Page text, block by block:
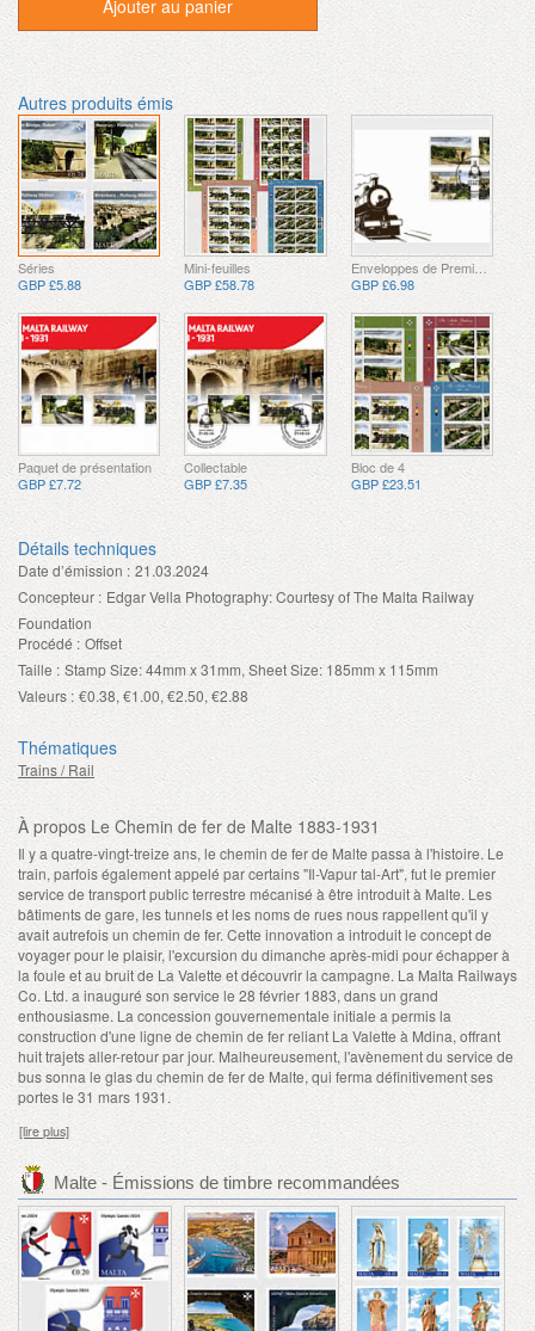
Ajouter au panier
Autres produits émis
Séries
GBP £5.88
Mini-feuilles
GBP £58.78
Enveloppes de Premier Jour
GBP £6.98
Paquet de présentation
GBP £7.72
Collectable
GBP £7.35
Bloc de 4
GBP £23.51
Détails techniques
Date d’émission : 21.03.2024
Concepteur : Edgar Vella Photography: Courtesy of The Malta Railway
Foundation
Procédé : Offset
Taille : Stamp Size: 44mm x 31mm, Sheet Size: 185mm x 115mm
Valeurs : €0.38, €1.00, €2.50, €2.88
Thématiques
Trains / Rail
À propos Le Chemin de fer de Malte 1883-1931
Il y a quatre-vingt-treize ans, le chemin de fer de Malte passa à l'histoire. Le
train, parfois également appelé par certains "Il-Vapur tal-Art", fut le premier
service de transport public terrestre mécanisé à être introduit à Malte. Les
bâtiments de gare, les tunnels et les noms de rues nous rappellent qu'il y
avait autrefois un chemin de fer. Cette innovation a introduit le concept de
voyager pour le plaisir, l'excursion du dimanche après-midi pour échapper à
la foule et au bruit de La Valette et découvrir la campagne. La Malta Railways
Co. Ltd. a inauguré son service le 28 février 1883, dans un grand
enthousiasme. La concession gouvernementale initiale a permis la
construction d'une ligne de chemin de fer reliant La Valette à Mdina, offrant
huit trajets aller-retour par jour. Malheureusement, l'avènement du service de
bus sonna le glas du chemin de fer de Malte, qui ferma définitivement ses
portes le 31 mars 1931.
[lire plus]
Malte - Émissions de timbre recommandées